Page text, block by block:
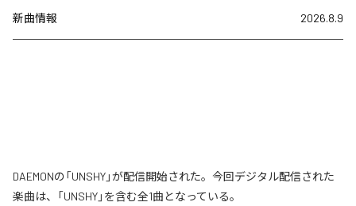
新曲情報 2026.8.9
DAEMONの「UNSHY」が配信開始された。今回デジタル配信された
楽曲は、「UNSHY」を含む全1曲となっている。